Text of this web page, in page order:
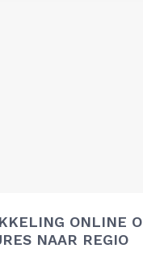
ONLINE
NAAR REGIO